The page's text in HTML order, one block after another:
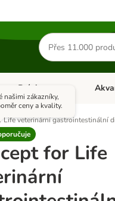
Hledat
produkty
Otevřít menu: Malá zvířata
Ptáci Otevřít
Life veterinární gastrointestinální
našimi zákazníky,
ceny a kvality.
for Life